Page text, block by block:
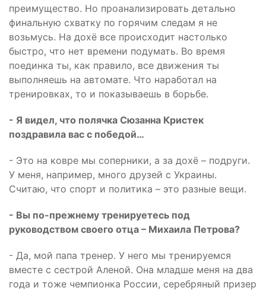
преимущество. Но проанализировать детально
финальную схватку по горячим следам я не
возьмусь. На дохё все происходит настолько
быстро, что нет времени подумать. Во время
поединка ты, как правило, все движения ты
выполняешь на автомате. Что наработал на
тренировках, то и показываешь в борьбе.
- Я видел, что полячка Сюзанна Кристек
поздравила вас с победой…
- Это на ковре мы соперники, а за дохё – подруги.
У меня, например, много друзей с Украины.
Считаю, что спорт и политика – это разные вещи.
- Вы по-прежнему тренируетесь под
руководством своего отца – Михаила Петрова?
- Да, мой папа тренер. У него мы тренируемся
вместе с сестрой Аленой. Она младше меня на два
года и тоже чемпионка России, серебряный призер